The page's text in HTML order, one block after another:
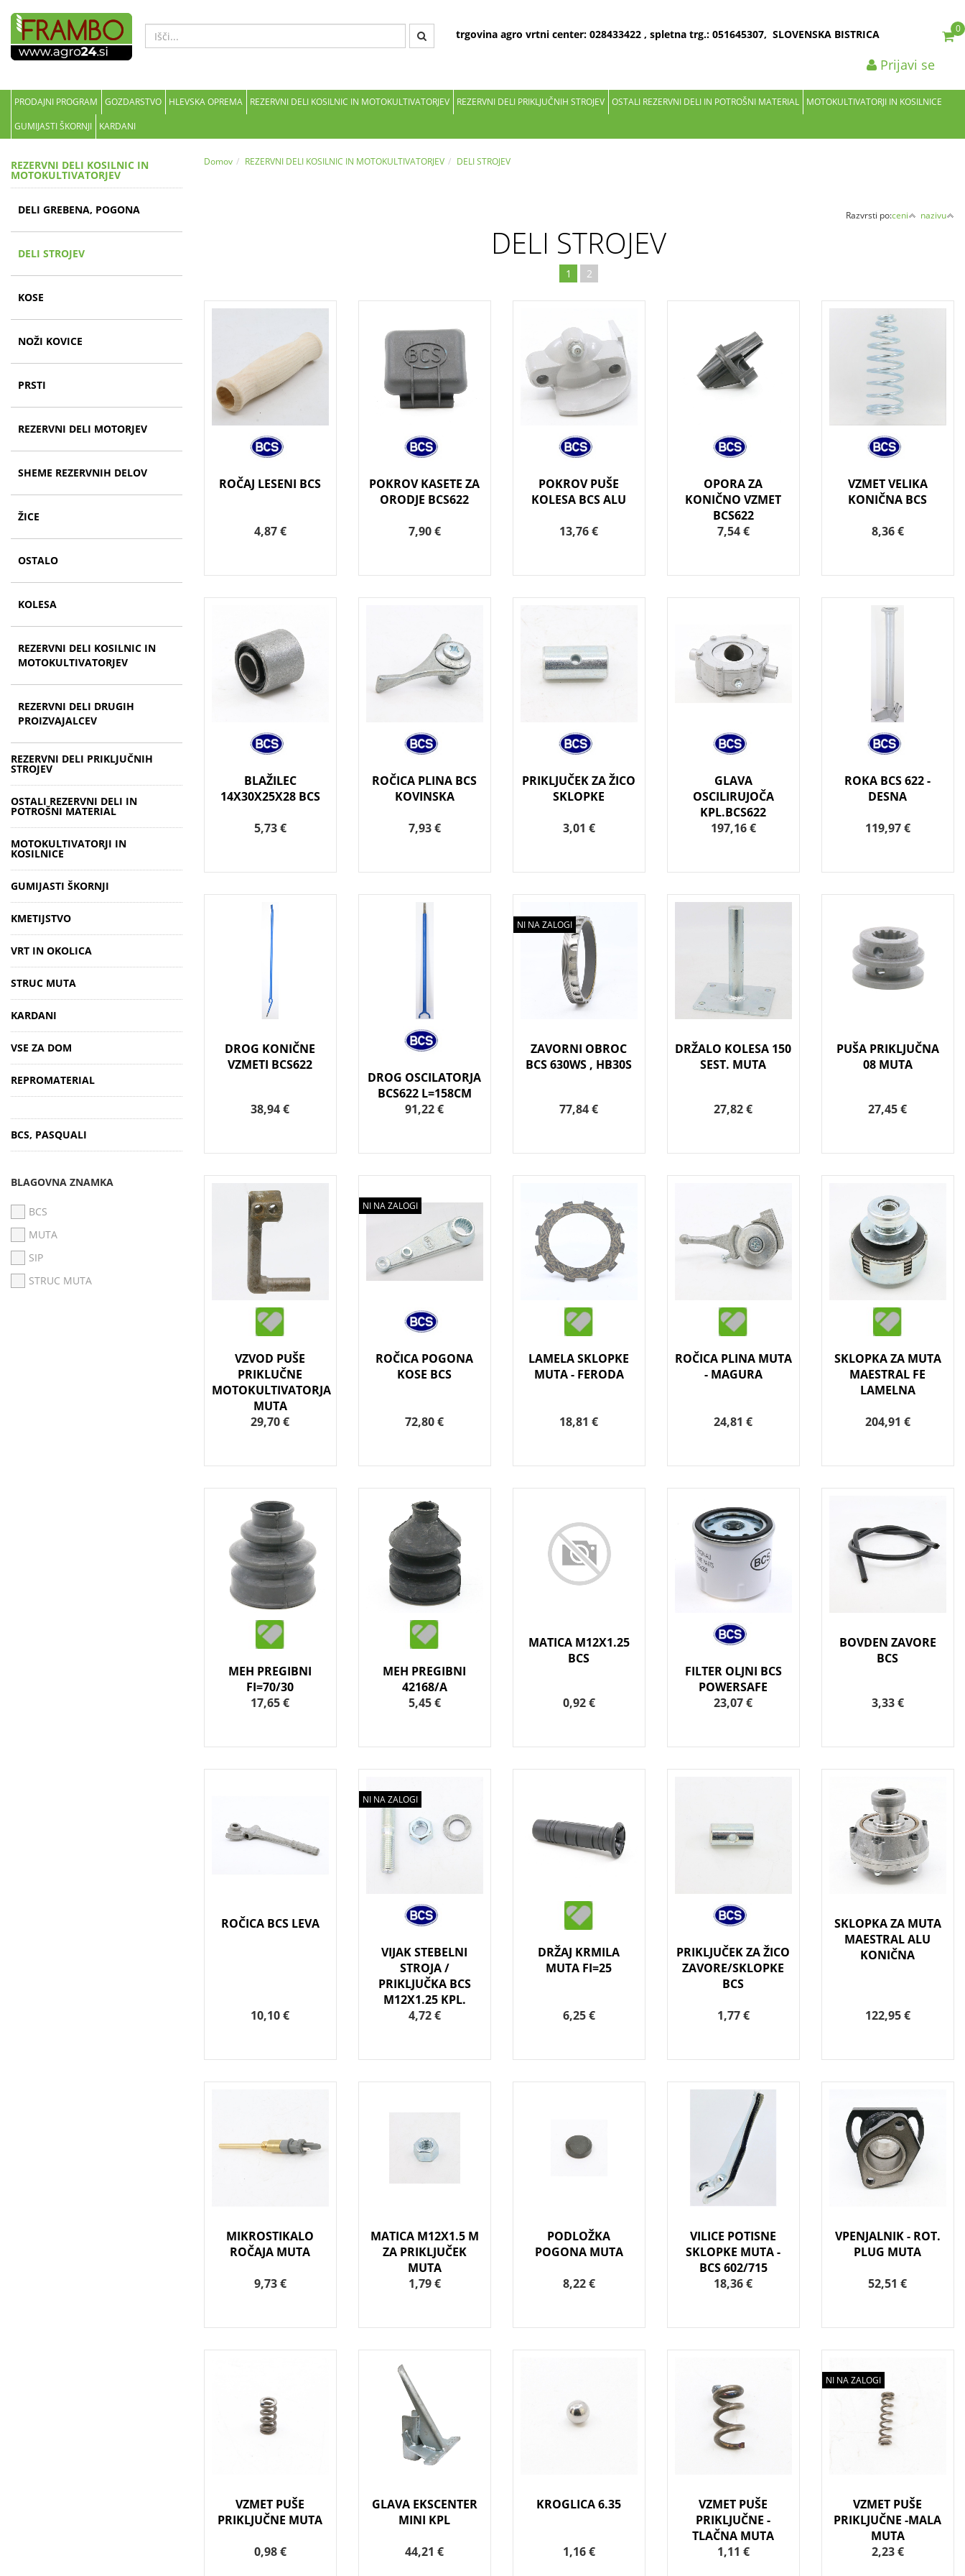
trgovina agro vrtni center: 028433422 , spletna trg.: 051645307, SLOVENSKA BISTRICA 0
Prijavi se
PRODAJNI PROGRAM GOZDARSTVO HLEVSKA OPREMA REZERVNI DELI KOSILNIC IN MOTOKULTIVATORJEV REZERVNI DELI PRIKLJUČNIH STROJEV OSTALI REZERVNI DELI IN POTROŠNI MATERIAL
MOTOKULTIVATORJI IN KOSILNICE
GUMIJASTI ŠKORNJI
KARDANI
REZERVNI DELI KOSILNIC IN
MOTOKULTIVATORJEV
DELI GREBENA, POGONA
DELI STROJEV
KOSE
NOŽI KOVICE
PRSTI
REZERVNI DELI MOTORJEV
SHEME REZERVNIH DELOV
ŽICE
OSTALO
KOLESA
REZERVNI DELI KOSILNIC IN
MOTOKULTIVATORJEV
REZERVNI DELI DRUGIH
PROIZVAJALCEV
REZERVNI DELI PRIKLJUČNIH
STROJEV
OSTALI REZERVNI DELI IN
POTROŠNI MATERIAL
MOTOKULTIVATORJI IN
KOSILNICE
GUMIJASTI ŠKORNJI
KMETIJSTVO
VRT IN OKOLICA
STRUC MUTA
KARDANI
VSE ZA DOM
REPROMATERIAL
BCS, PASQUALI
BLAGOVNA ZNAMKA
BCS
MUTA
SIP
STRUC MUTA
Domov REZERVNI DELI KOSILNIC IN MOTOKULTIVATORJEV DELI STROJEV
Razvrsti po:ceni nazivu
DELI STROJEV
1 2
ROČAJ LESENI BCS
4,87 €
POKROV KASETE ZA
ORODJE BCS622
7,90 €
POKROV PUŠE
KOLESA BCS ALU
13,76 €
OPORA ZA
KONIČNO VZMET
BCS622
7,54 €
VZMET VELIKA
KONIČNA BCS
8,36 €
BLAŽILEC
14X30X25X28 BCS
5,73 €
ROČICA PLINA BCS
KOVINSKA
7,93 €
PRIKLJUČEK ZA ŽICO
SKLOPKE
3,01 €
GLAVA
OSCILIRUJOČA
KPL.BCS622
197,16 €
ROKA BCS 622 -
DESNA
119,97 €
DROG KONIČNE
VZMETI BCS622
38,94 €
DROG OSCILATORJA
BCS622 L=158CM
91,22 €
NI NA ZALOGI
ZAVORNI OBROC
BCS 630WS , HB30S
77,84 €
DRŽALO KOLESA 150
SEST. MUTA
27,82 €
PUŠA PRIKLJUČNA
08 MUTA
27,45 €
VZVOD PUŠE
PRIKLUČNE
MOTOKULTIVATORJA
MUTA
29,70 €
NI NA ZALOGI
ROČICA POGONA
KOSE BCS
72,80 €
LAMELA SKLOPKE
MUTA - FERODA
18,81 €
ROČICA PLINA MUTA
- MAGURA
24,81 €
SKLOPKA ZA MUTA
MAESTRAL FE
LAMELNA
204,91 €
MEH PREGIBNI
FI=70/30
17,65 €
MEH PREGIBNI
42168/A
5,45 €
MATICA M12X1.25
BCS
0,92 €
FILTER OLJNI BCS
POWERSAFE
23,07 €
BOVDEN ZAVORE
BCS
3,33 €
ROČICA BCS LEVA
10,10 €
NI NA ZALOGI
VIJAK STEBELNI
STROJA /
PRIKLJUČKA BCS
M12X1.25 KPL.
4,72 €
DRŽAJ KRMILA
MUTA FI=25
6,25 €
PRIKLJUČEK ZA ŽICO
ZAVORE/SKLOPKE
BCS
1,77 €
SKLOPKA ZA MUTA
MAESTRAL ALU
KONIČNA
122,95 €
MIKROSTIKALO
ROČAJA MUTA
9,73 €
MATICA M12X1.5 M
ZA PRIKLJUČEK
MUTA
1,79 €
PODLOŽKA
POGONA MUTA
8,22 €
VILICE POTISNE
SKLOPKE MUTA -
BCS 602/715
18,36 €
VPENJALNIK - ROT.
PLUG MUTA
52,51 €
VZMET PUŠE
PRIKLJUČNE MUTA
0,98 €
GLAVA EKSCENTER
MINI KPL
44,21 €
KROGLICA 6.35
1,16 €
VZMET PUŠE
PRIKLJUČNE -
TLAČNA MUTA
1,11 €
NI NA ZALOGI
VZMET PUŠE
PRIKLJUČNE -MALA
MUTA
2,23 €